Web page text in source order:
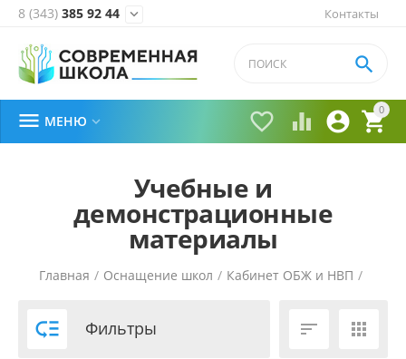
Контакты
8 (343) 385 92 44 
0


 

 МЕНЮ 
Учебные и
демонстрационные
материалы
Главная / Оснащение школ / Кабинет ОБЖ и НВП /
 Фильтры  